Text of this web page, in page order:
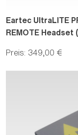
Eartec UltraLITE
REMOTE Headset
Preis: 349,00 €